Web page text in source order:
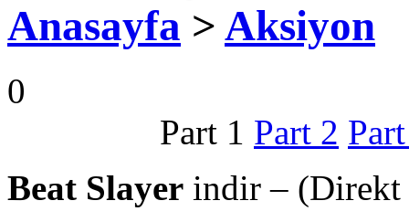
Anasayfa > Aksiyon
0
Part 1 Part 2
Beat Slayer indir –